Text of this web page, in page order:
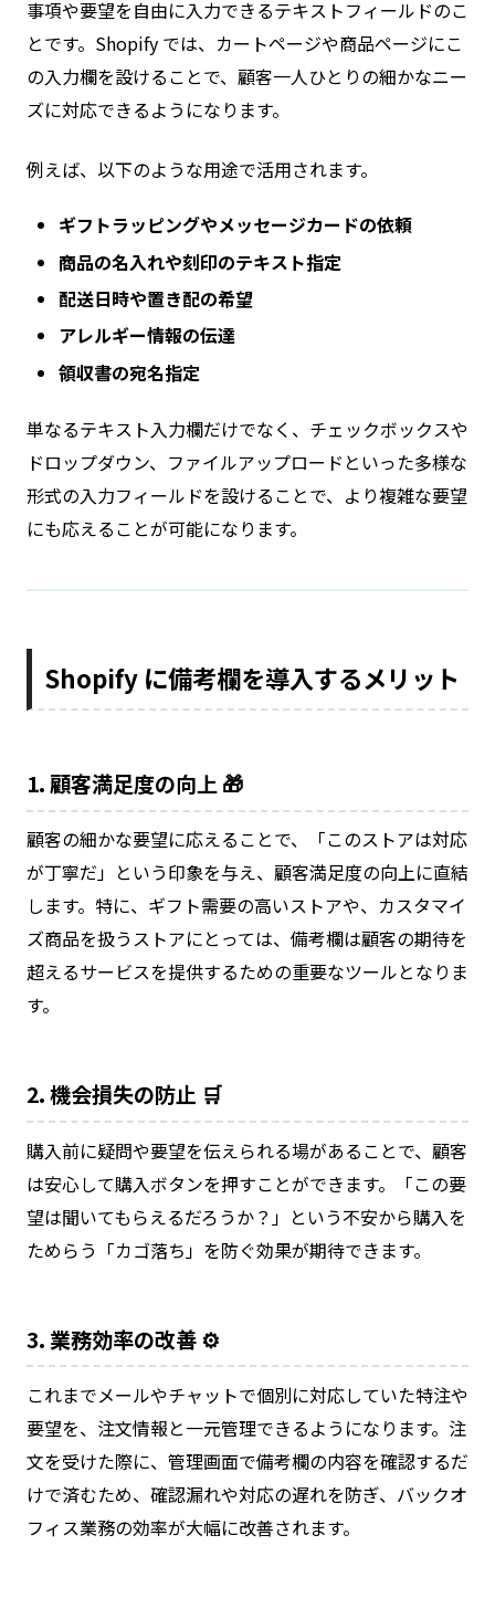
事項や要望を自由に入力できるテキストフィールドのこ
とです。Shopify では、カートページや商品ページにこ
の入力欄を設けることで、顧客一人ひとりの細かなニー
ズに対応できるようになります。
例えば、以下のような用途で活用されます。
ギフトラッピングやメッセージカードの依頼
商品の名入れや刻印のテキスト指定
配送日時や置き配の希望
アレルギー情報の伝達
領収書の宛名指定
単なるテキスト入力欄だけでなく、チェックボックスや
ドロップダウン、ファイルアップロードといった多様な
形式の入力フィールドを設けることで、より複雑な要望
にも応えることが可能になります。
Shopify に備考欄を導入するメリット
1. 顧客満足度の向上 🎁
顧客の細かな要望に応えることで、「このストアは対応
が丁寧だ」という印象を与え、顧客満足度の向上に直結
します。特に、ギフト需要の高いストアや、カスタマイ
ズ商品を扱うストアにとっては、備考欄は顧客の期待を
超えるサービスを提供するための重要なツールとなりま
す。
2. 機会損失の防止 🛒
購入前に疑問や要望を伝えられる場があることで、顧客
は安心して購入ボタンを押すことができます。「この要
望は聞いてもらえるだろうか？」という不安から購入を
ためらう「カゴ落ち」を防ぐ効果が期待できます。
3. 業務効率の改善 ⚙️
これまでメールやチャットで個別に対応していた特注や
要望を、注文情報と一元管理できるようになります。注
文を受けた際に、管理画面で備考欄の内容を確認するだ
けで済むため、確認漏れや対応の遅れを防ぎ、バックオ
フィス業務の効率が大幅に改善されます。